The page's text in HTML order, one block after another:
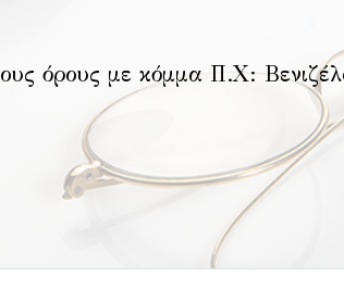
όρους με κόμμα Π.Χ: